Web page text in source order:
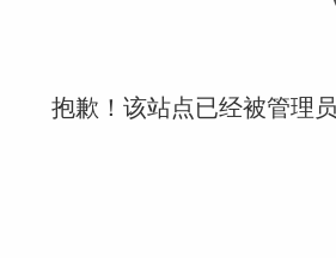
抱歉！该站点已经被管理